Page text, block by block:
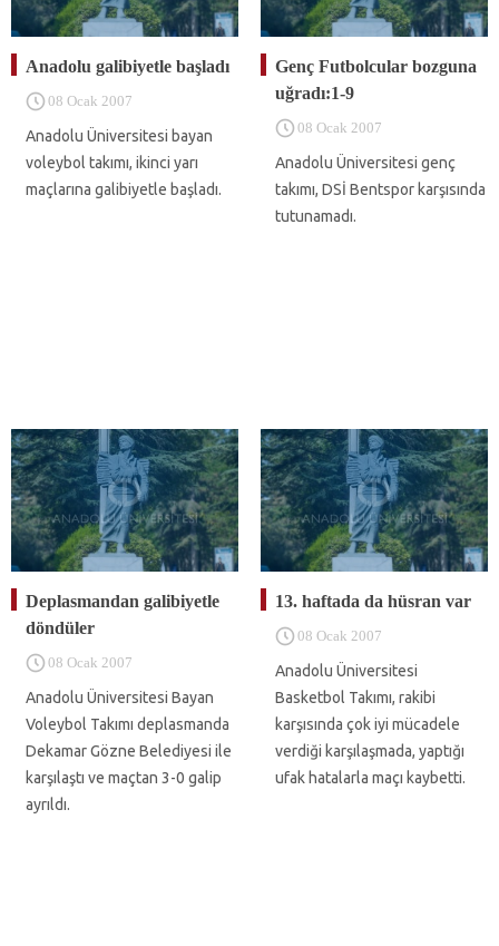
Anadolu galibiyetle başladı
08 Ocak 2007
Anadolu Üniversitesi bayan
voleybol takımı, ikinci yarı
maçlarına galibiyetle başladı.
Genç Futbolcular bozguna
uğradı:1-9
08 Ocak 2007
Anadolu Üniversitesi genç
takımı, DSİ Bentspor karşısında
tutunamadı.
Deplasmandan galibiyetle
döndüler
08 Ocak 2007
Anadolu Üniversitesi Bayan
Voleybol Takımı deplasmanda
Dekamar Gözne Belediyesi ile
karşılaştı ve maçtan 3-0 galip
ayrıldı.
13. haftada da hüsran var
08 Ocak 2007
Anadolu Üniversitesi
Basketbol Takımı, rakibi
karşısında çok iyi mücadele
verdiği karşılaşmada, yaptığı
ufak hatalarla maçı kaybetti.